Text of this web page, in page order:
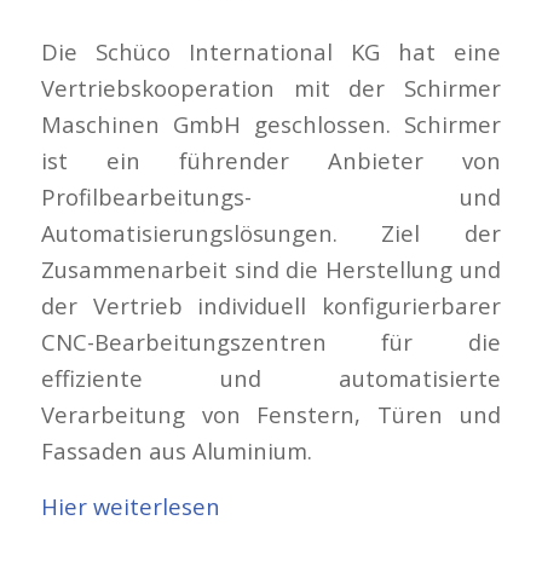
Die Schüco International KG hat eine
Vertriebskooperation mit der Schirmer
Maschinen GmbH geschlossen. Schirmer
ist ein führender Anbieter von
Profilbearbeitungs- und
Automatisierungslösungen. Ziel der
Zusammenarbeit sind die Herstellung und
der Vertrieb individuell konfigurierbarer
CNC-Bearbeitungszentren für die
effiziente und automatisierte
Verarbeitung von Fenstern, Türen und
Fassaden aus Aluminium.
Hier weiterlesen